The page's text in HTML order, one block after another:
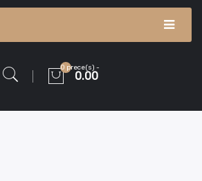
0 prece(s) -
0.00